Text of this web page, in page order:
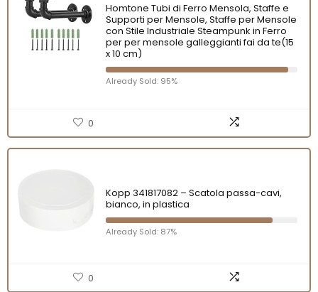
Homtone Tubi di Ferro Mensola, Staffe e
Supporti per Mensole, Staffe per Mensole
con Stile Industriale Steampunk in Ferro
per per mensole galleggianti fai da te(15
x 10 cm)
Already Sold: 95%
0
Kopp 341817082 – Scatola passa-cavi,
bianco, in plastica
Already Sold: 87%
0